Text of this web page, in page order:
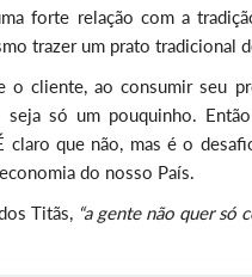
forte relação com a
trazer um prato tradicional
o cliente, ao consumir seu
seja só um pouquinho.
claro que não, mas é o
do nosso País.
Titãs, “a gente não quer só